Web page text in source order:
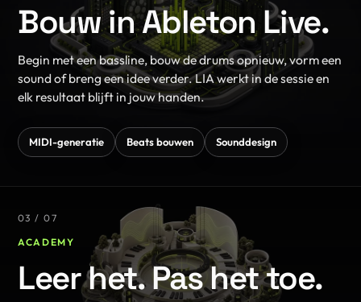
Bouw in Ableton Live.
Begin met een bassline, bouw de drums opnieuw, vorm een
sound of breng een idee verder. LIA werkt in de sessie en
elk resultaat blijft in jouw handen.
MIDI-generatie Beats bouwen Sounddesign
03 / 07
ACADEMY
Leer het. Pas het toe.